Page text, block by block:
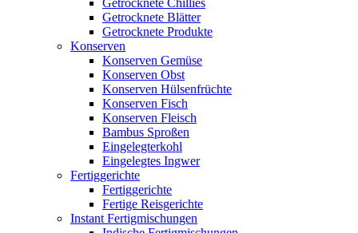
Getrocknete Blätter
Getrocknete Produkte
Konserven
Konserven Gemüse
Konserven Obst
Konserven Hülsenfrüchte
Konserven Fisch
Konserven Fleisch
Bambus Sproßen
Eingelegterkohl
Eingelegtes Ingwer
Fertiggerichte
Fertiggerichte
Fertige Reisgerichte
Instant Fertigmischungen